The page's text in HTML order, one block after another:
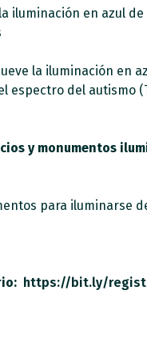
iluminación en azul
la iluminación en
del autismo
y monumentos
para iluminarse
https://bit.ly/